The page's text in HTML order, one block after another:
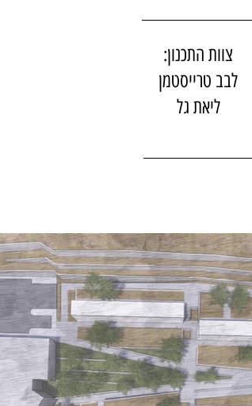
צוות התכנון:
לבב טרייסטמן
ליאת גל